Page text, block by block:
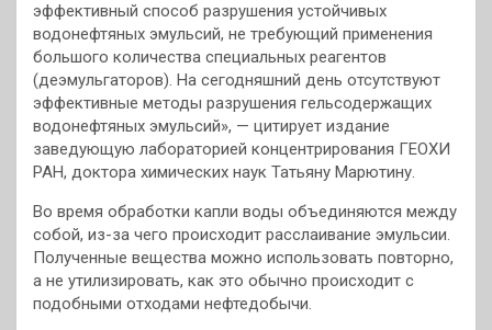
эффективный способ разрушения устойчивых
водонефтяных эмульсий, не требующий применения
большого количества специальных реагентов
(деэмульгаторов). На сегодняшний день отсутствуют
эффективные методы разрушения гельсодержащих
водонефтяных эмульсий», — цитирует издание
заведующую лабораторией концентрирования ГЕОХИ
РАН, доктора химических наук Татьяну Марютину.
Во время обработки капли воды объединяются между
собой, из-за чего происходит расслаивание эмульсии.
Полученные вещества можно использовать повторно,
а не утилизировать, как это обычно происходит с
подобными отходами нефтедобычи.